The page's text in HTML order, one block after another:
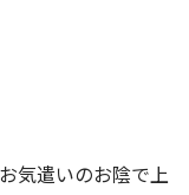
気遣いのお陰で上